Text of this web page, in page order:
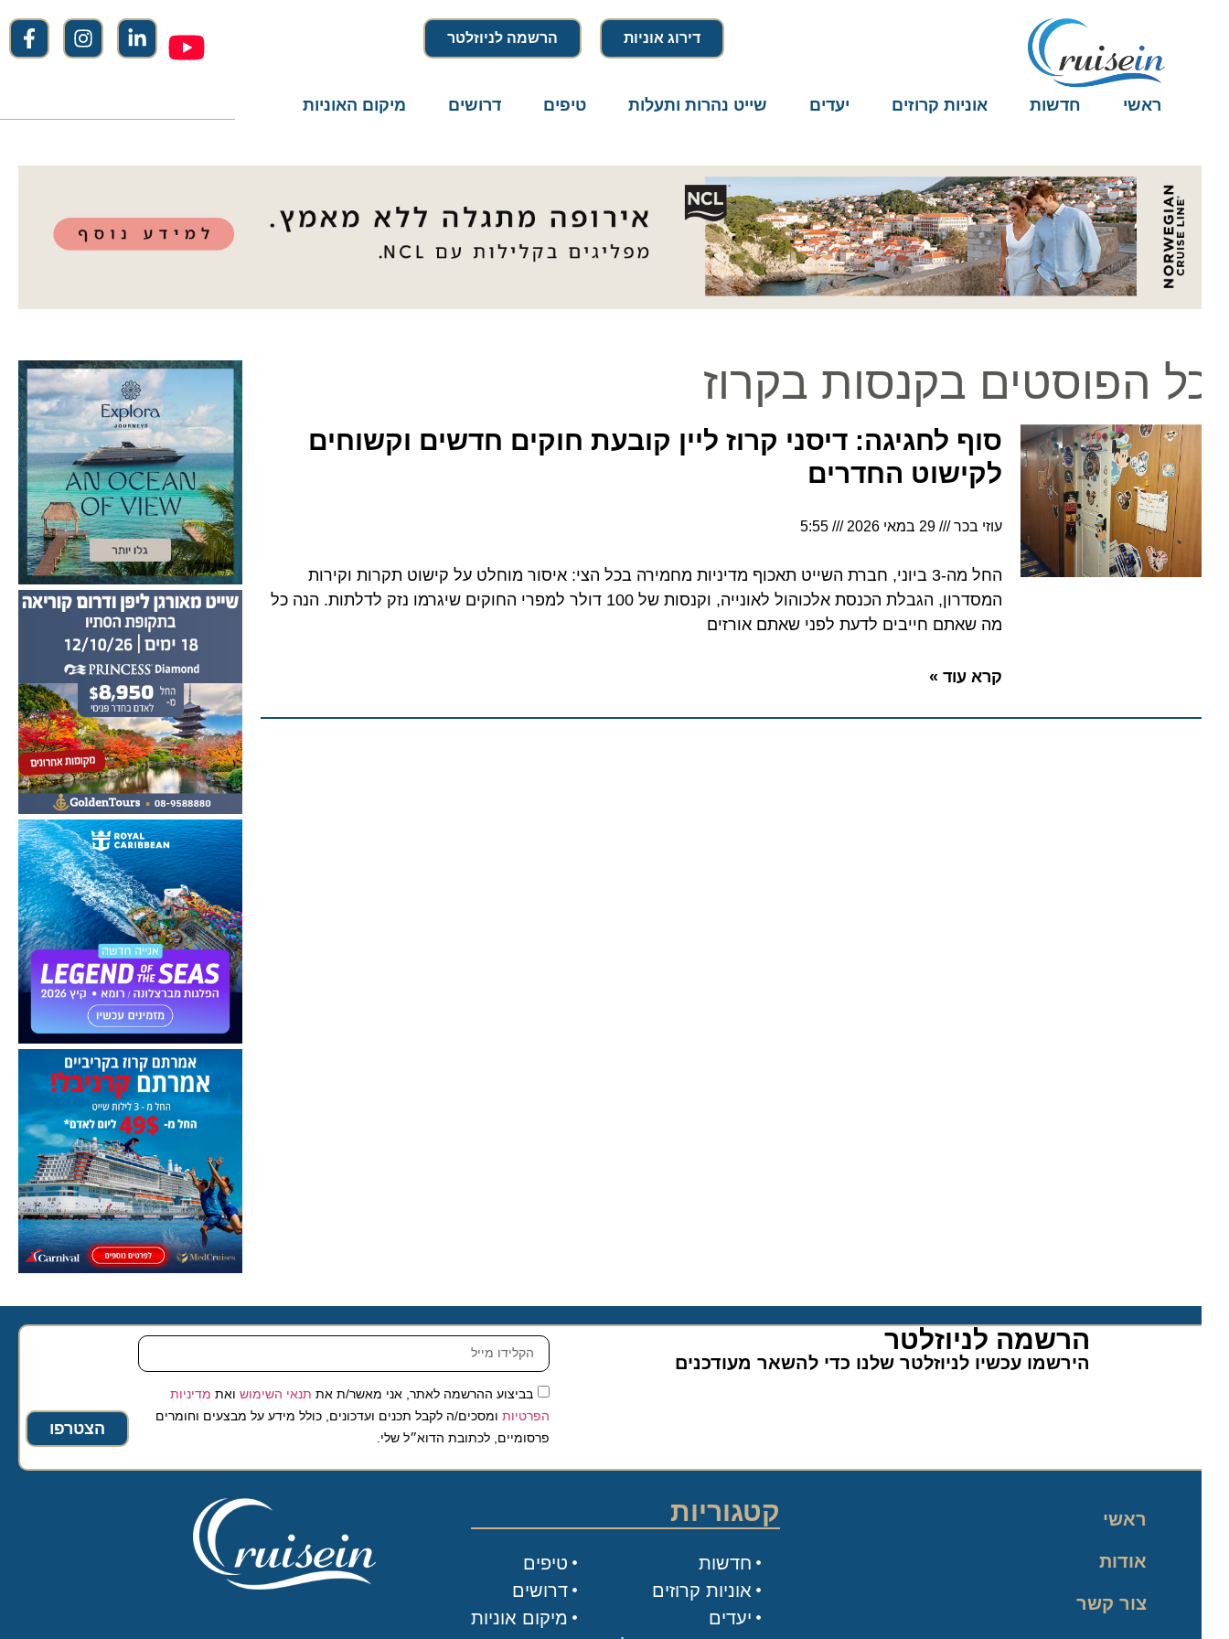
הרשמה לניוזלטר דירוג אוניות
ראשי חדשות אוניות קרוזים יעדים שייט נהרות ותעלות טיפים דרושים מיקום האוניות
הפוסטים בקנסות בקרוז
סוף לחגיגה: דיסני קרוז ליין קובעת חוקים חדשים וקשוחים
לקישוט החדרים
עוזי בכר 29 במאי 2026 5:55
החל מה-3 ביוני, חברת השייט תאכוף מדיניות מחמירה בכל הצי: איסור מוחלט על קישוט תקרות וקירות
המסדרון, הגבלת הכנסת אלכוהול לאונייה, וקנסות של 100 דולר למפרי החוקים שיגרמו נזק לדלתות. הנה כל
מה שאתם חייבים לדעת לפני שאתם אורזים
קרא עוד »
הרשמה לניוזלטר​
הירשמו עכשיו לניוזלטר שלנו כדי להשאר מעודכנים
בביצוע ההרשמה לאתר, אני מאשר/ת אתתנאי השימושואת מדיניות
הפרטיותומסכים/ה לקבל תכנים ועדכונים, כולל מידע על מבצעים וחומרים
פרסומיים, לכתובת הדוא״ל שלי.
הצטרפו
קטגוריות
טיפים
דרושים
מיקום אוניות
חדשות
אוניות קרוזים
יעדים
ראשי
אודות
צור קשר